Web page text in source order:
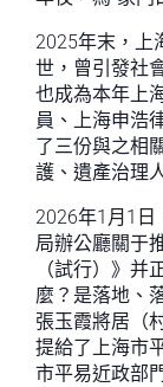
2025年末，上
世，曾引發社
也成為本年上
員、上海申浩
了三份與之相
護、遺產治理
2026年1月1日
局辦公廳關于
（試行）》并
麼？是落地、
張玉霞將居（
提給了上海市
市平易近政部